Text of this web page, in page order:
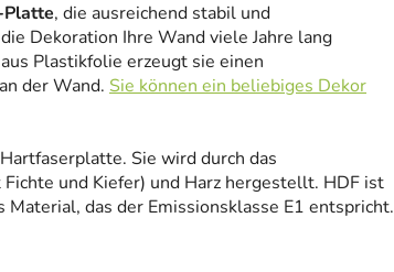
Platte, die ausreichend stabil und
Dekoration Ihre Wand viele Jahre lang
Plastikfolie erzeugt sie einen
der Wand. Sie können ein beliebiges Dekor
Sie wird durch das
und Kiefer) und Harz hergestellt. HDF ist
das der Emissionsklasse E1 entspricht.